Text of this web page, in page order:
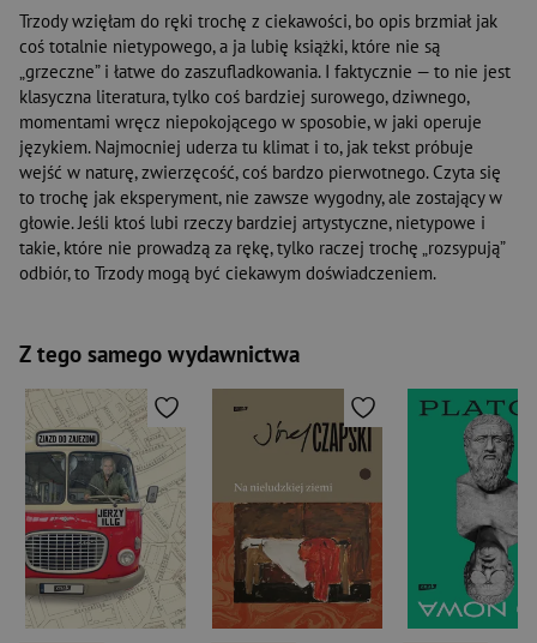
Trzody wzięłam do ręki trochę z ciekawości, bo opis brzmiał jak
coś totalnie nietypowego, a ja lubię książki, które nie są
„grzeczne” i łatwe do zaszufladkowania. I faktycznie — to nie jest
klasyczna literatura, tylko coś bardziej surowego, dziwnego,
momentami wręcz niepokojącego w sposobie, w jaki operuje
językiem. Najmocniej uderza tu klimat i to, jak tekst próbuje
wejść w naturę, zwierzęcość, coś bardzo pierwotnego. Czyta się
to trochę jak eksperyment, nie zawsze wygodny, ale zostający w
głowie. Jeśli ktoś lubi rzeczy bardziej artystyczne, nietypowe i
takie, które nie prowadzą za rękę, tylko raczej trochę „rozsypują”
odbiór, to Trzody mogą być ciekawym doświadczeniem.
Z tego samego wydawnictwa